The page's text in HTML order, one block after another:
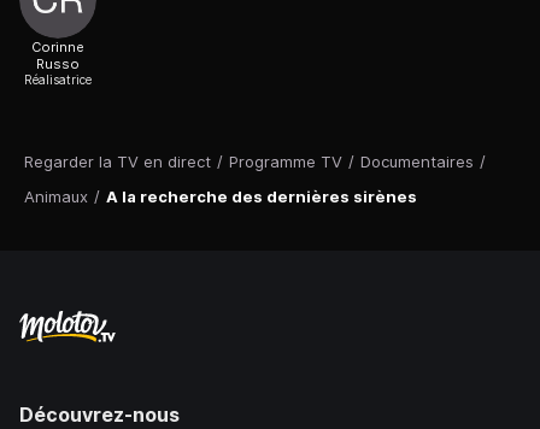
Regarder la TV en direct / Programme TV / Documentaires /
Animaux / A la recherche des dernières sirènes
Corinne
Russo
Réalisatrice
Découvrez-nous